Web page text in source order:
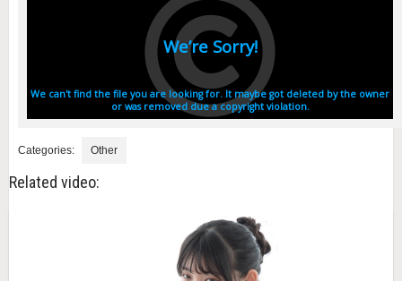
Categories: Other
Related video: